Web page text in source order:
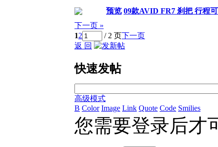
预览 09款AVID FR7 刹把 行程
下一页 »
12 / 2 页下一页
返 回
快速发帖
高级模式
B Color Image Link Quote Code Smilies
您需要登录后才